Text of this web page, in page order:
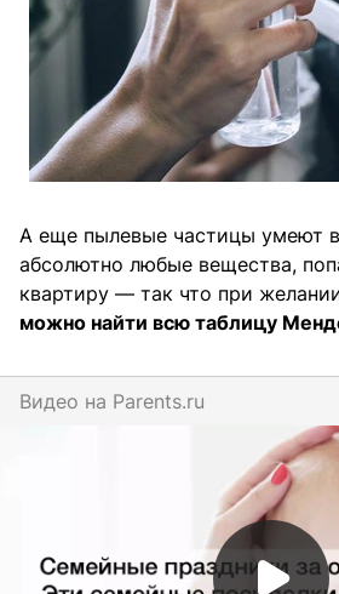
А еще пылевые частицы умеют
абсолютно любые вещества,
квартиру — так что при
можно найти всю таблицу
Видео на parents.ru